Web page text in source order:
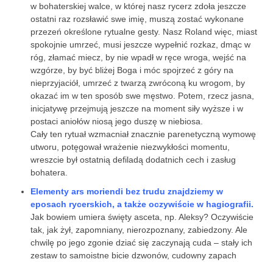
w bohaterskiej walce, w której nasz rycerz zdoła jeszcze
ostatni raz rozsławić swe imię, muszą zostać wykonane
przezeń określone rytualne gesty. Nasz Roland więc, miast
spokojnie umrzeć, musi jeszcze wypełnić rozkaz, dmąc w
róg, złamać miecz, by nie wpadł w ręce wroga, wejść na
wzgórze, by być bliżej Boga i móc spojrzeć z góry na
nieprzyjaciół, umrzeć z twarzą zwróconą ku wrogom, by
okazać im w ten sposób swe męstwo. Potem, rzecz jasna,
inicjatywę przejmują jeszcze na moment siły wyższe i w
postaci aniołów niosą jego duszę w niebiosa.
Cały ten rytuał wzmacniał znacznie parenetyczną wymowę
utworu, potęgował wrażenie niezwykłości momentu,
wreszcie był ostatnią defiladą dodatnich cech i zasług
bohatera.
Elementy ars moriendi bez trudu znajdziemy w
eposach rycerskich, a także oczywiście w hagiografii.
Jak bowiem umiera święty asceta, np. Aleksy? Oczywiście
tak, jak żył, zapomniany, nierozpoznany, zabiedzony. Ale
chwilę po jego zgonie dziać się zaczynają cuda – stały ich
zestaw to samoistne bicie dzwonów, cudowny zapach